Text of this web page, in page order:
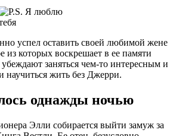
успел оставить своей любимой жене
из которых воскрешает в ее памяти
заняться чем-то интересным и
жить без Джерри.
однажды ночью
Элли собирается выйти замуж за